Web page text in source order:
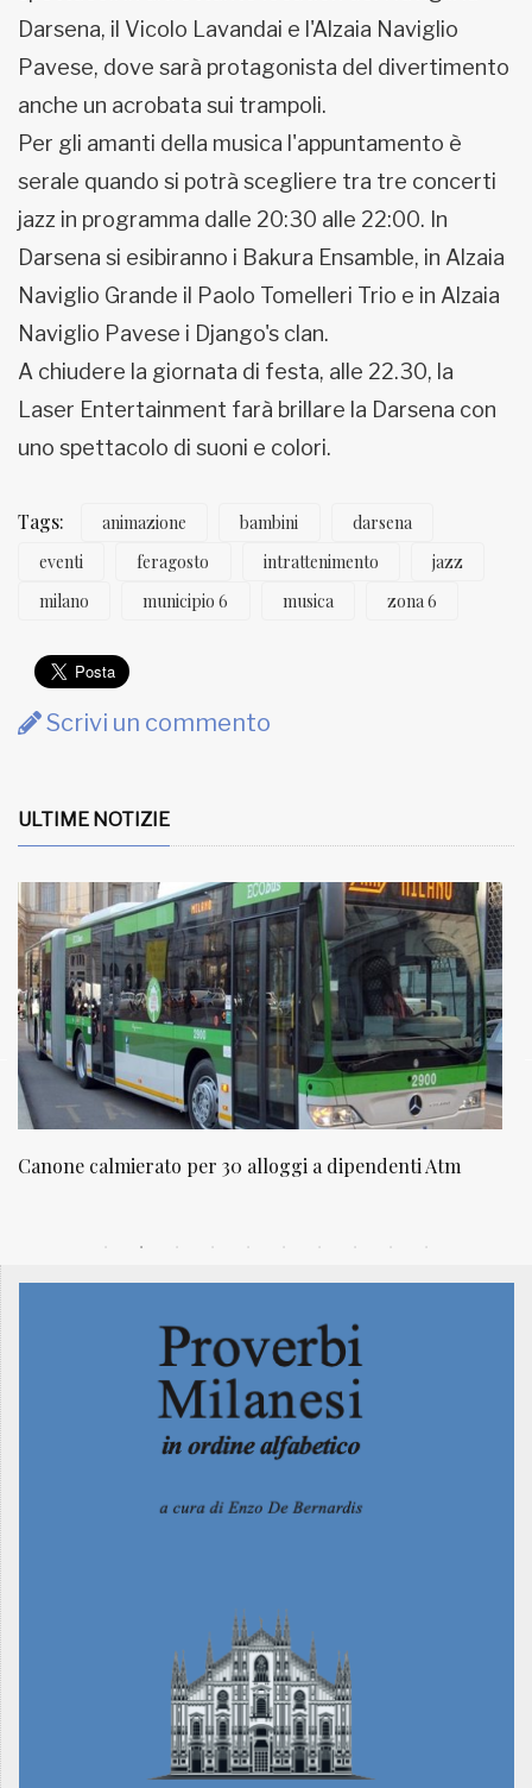
Darsena, il Vicolo Lavandai e l'Alzaia Naviglio
Pavese, dove sarà protagonista del divertimento
anche un acrobata sui trampoli.
Per gli amanti della musica l'appuntamento è
serale quando si potrà scegliere tra tre concerti
jazz in programma dalle 20:30 alle 22:00. In
Darsena si esibiranno i Bakura Ensamble, in Alzaia
Naviglio Grande il Paolo Tomelleri Trio e in Alzaia
Naviglio Pavese i Django's clan.
A chiudere la giornata di festa, alle 22.30, la
Laser Entertainment farà brillare la Darsena con
uno spettacolo di suoni e colori.
Tags: animazione bambini
darsena
eventi
feragosto intrattenimento
jazz
milano
municipio 6 musica zona 6
Scrivi un commento
ULTIME NOTIZIE
NATUROPATIA IN BREVE 20/01